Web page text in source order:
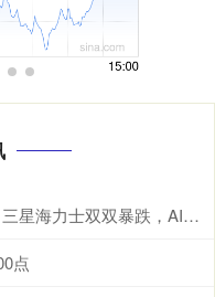
正好配资 韩国股市今年第八次熔断，三星海力士双双暴跌，AI泡沫开始破了？ 根据
点